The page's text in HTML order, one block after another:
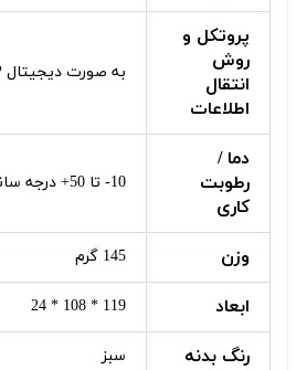
پروتکل و
روش
انتقال
اطلاعات
به صورت دیجیتال ESP
دما /
رطوبت
کاری
10- تا 50+ درجه سانتیگراد
وزن 145 گرم
ابعاد 119 * 108 * 24
رنگ بدنه سبز